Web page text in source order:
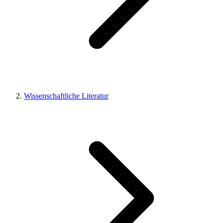
Wissenschaftliche Literatur